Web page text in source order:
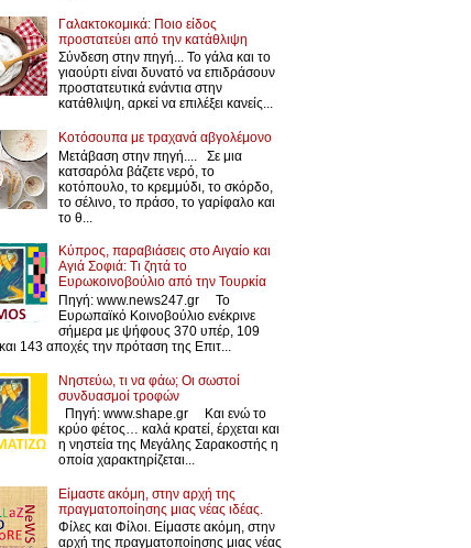
Γαλακτοκομικά: Ποιο είδος
προστατεύει από την κατάθλιψη
Σύνδεση στην πηγή... Το γάλα και το
γιαούρτι είναι δυνατό να επιδράσουν
προστατευτικά ενάντια στην
κατάθλιψη, αρκεί να επιλέξει κανείς...
Κοτόσουπα με τραχανά αβγολέμονο
Μετάβαση στην πηγή.... Σε μια
κατσαρόλα βάζετε νερό, το
κοτόπουλο, το κρεμμύδι, το σκόρδο,
το σέλινο, το πράσο, το γαρίφαλο και
το θ...
Κύπρος, παραβιάσεις στο Αιγαίο και
Αγιά Σοφιά: Τι ζητά το
Ευρωκοινοβούλιο από την Τουρκία
Πηγή: www.news247.gr Το
Ευρωπαϊκό Κοινοβούλιο ενέκρινε
σήμερα με ψήφους 370 υπέρ, 109
143 αποχές την πρόταση της Επιτ...
Νηστεύω, τι να φάω; Οι σωστοί
συνδυασμοί τροφών
Πηγή: www.shape.gr Και ενώ το
κρύο φέτος… καλά κρατεί, έρχεται και
η νηστεία της Μεγάλης Σαρακοστής η
οποία χαρακτηρίζεται...
Είμαστε ακόμη, στην αρχή της
πραγματοποίησης μιας νέας ιδέας.
Φίλες και Φίλοι. Είμαστε ακόμη, στην
αρχή της πραγματοποίησης μιας νέας